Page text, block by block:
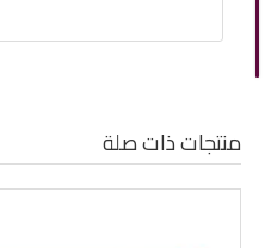
منتجات ذات صلة